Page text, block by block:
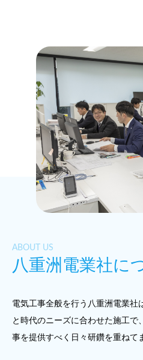
ABOUT US
八重洲電業社に
電気工事全般を行う八重洲電業社
と時代のニーズに合わせた施工で
事を提供すべく日々研鑽を重ねて